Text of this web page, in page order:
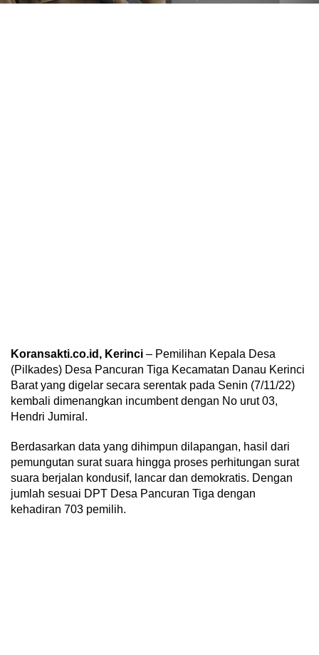
Koransakti.co.id, Kerinci – Pemilihan Kepala Desa
(Pilkades) Desa Pancuran Tiga Kecamatan Danau Kerinci
Barat yang digelar secara serentak pada Senin (7/11/22)
kembali dimenangkan incumbent dengan No urut 03,
Hendri Jumiral.
Berdasarkan data yang dihimpun dilapangan, hasil dari
pemungutan surat suara hingga proses perhitungan surat
suara berjalan kondusif, lancar dan demokratis. Dengan
jumlah sesuai DPT Desa Pancuran Tiga dengan
kehadiran 703 pemilih.